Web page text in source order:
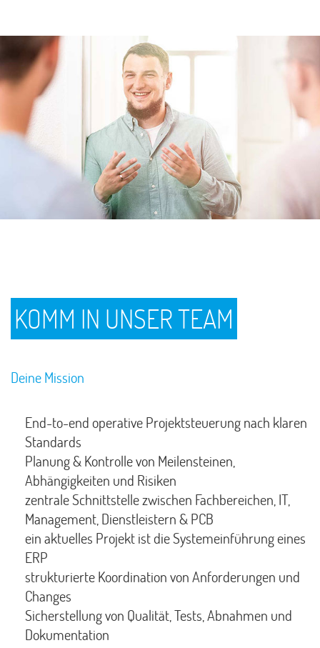
KOMM IN UNSER TEAM
Deine Mission
End-to-end operative Projektsteuerung nach klaren
Standards
Planung & Kontrolle von Meilensteinen,
Abhängigkeiten und Risiken
zentrale Schnittstelle zwischen Fachbereichen, IT,
Management, Dienstleistern & PCB
ein aktuelles Projekt ist die Systemeinführung eines
ERP
strukturierte Koordination von Anforderungen und
Changes
Sicherstellung von Qualität, Tests, Abnahmen und
Dokumentation